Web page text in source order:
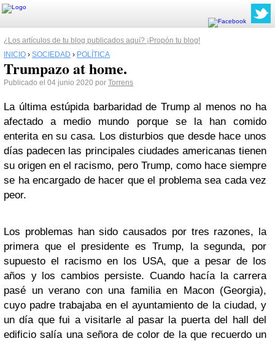
¿Los artículos de tu blog publicados aquí? ¡Propón tu blog!
INICIO › SOCIEDAD › POLÍTICA
Trumpazo at home.
Publicado el 04 junio 2020 por Torrens
La última estúpida barbaridad de Trump al menos no ha
afectado a medio mundo porque se la han comido
enterita en su casa. Los disturbios que desde hace unos
días padecen las principales ciudades americanas tienen
su origen en el racismo, pero Trump, como hace siempre
se ha encargado de hacer que el problema sea cada vez
peor.
Los problemas han sido causados por tres razones, la
primera que el presidente es Trump, la segunda, por
supuesto el racismo en los USA, que a pesar de los
años y los cambios persiste. Cuando hacía la carrera
pasé un verano con una familia en Macon (Georgia),
cuyo padre trabajaba en el ayuntamiento de la ciudad, y
un día que fui a visitarle al pasar la puerta del hall del
edificio salía una señora de color de la que recuerdo un